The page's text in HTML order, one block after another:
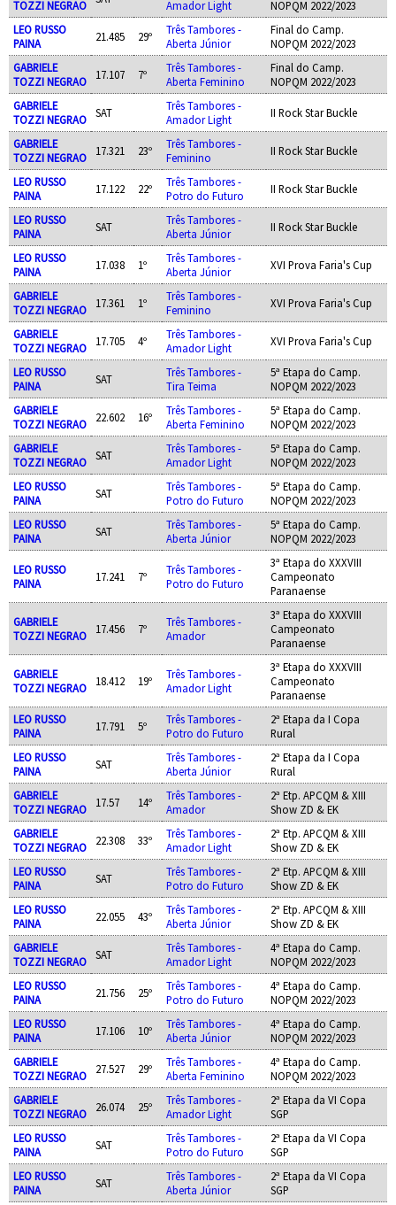
TOZZI NEGRAO Amador Light
NOPQM 2022/2023
LEO RUSSO
PAINA
21.485 29º
Três Tambores -
Aberta Júnior
Final do Camp.
NOPQM 2022/2023
GABRIELE
TOZZI NEGRAO
17.107 7º
Três Tambores -
Aberta Feminino
Final do Camp.
NOPQM 2022/2023
GABRIELE
TOZZI NEGRAO
SAT
Três Tambores -
Amador Light
II Rock Star Buckle
GABRIELE
TOZZI NEGRAO
17.321 23º
Três Tambores -
Feminino
II Rock Star Buckle
LEO RUSSO
PAINA
17.122 22º
Três Tambores -
Potro do Futuro
II Rock Star Buckle
LEO RUSSO
PAINA
SAT
Três Tambores -
Aberta Júnior
II Rock Star Buckle
LEO RUSSO
PAINA
17.038 1º
Três Tambores -
Aberta Júnior
XVI Prova Faria's Cup
GABRIELE
TOZZI NEGRAO
17.361 1º
Três Tambores -
Feminino
XVI Prova Faria's Cup
GABRIELE
TOZZI NEGRAO
17.705 4º
Três Tambores -
Amador Light
XVI Prova Faria's Cup
LEO RUSSO
PAINA
SAT
Três Tambores -
Tira Teima
5ª Etapa do Camp.
NOPQM 2022/2023
GABRIELE
TOZZI NEGRAO
22.602 16º
Três Tambores -
Aberta Feminino
5ª Etapa do Camp.
NOPQM 2022/2023
GABRIELE
TOZZI NEGRAO
SAT
Três Tambores -
Amador Light
5ª Etapa do Camp.
NOPQM 2022/2023
LEO RUSSO
PAINA
SAT
Três Tambores -
Potro do Futuro
5ª Etapa do Camp.
NOPQM 2022/2023
LEO RUSSO
PAINA
SAT
Três Tambores -
Aberta Júnior
5ª Etapa do Camp.
NOPQM 2022/2023
LEO RUSSO
PAINA
17.241 7º
Três Tambores -
Potro do Futuro
3ª Etapa do XXXVIII
Campeonato
Paranaense
GABRIELE
TOZZI NEGRAO
17.456 7º
Três Tambores -
Amador
3ª Etapa do XXXVIII
Campeonato
Paranaense
GABRIELE
TOZZI NEGRAO
18.412 19º
Três Tambores -
Amador Light
3ª Etapa do XXXVIII
Campeonato
Paranaense
LEO RUSSO
PAINA
17.791 5º
Três Tambores -
Potro do Futuro
2ª Etapa da I Copa
Rural
LEO RUSSO
PAINA
SAT
Três Tambores -
Aberta Júnior
2ª Etapa da I Copa
Rural
GABRIELE
TOZZI NEGRAO
17.57 14º
Três Tambores -
Amador
2ª Etp. APCQM & XIII
Show ZD & EK
GABRIELE
TOZZI NEGRAO
22.308 33º
Três Tambores -
Amador Light
2ª Etp. APCQM & XIII
Show ZD & EK
LEO RUSSO
PAINA
SAT
Três Tambores -
Potro do Futuro
2ª Etp. APCQM & XIII
Show ZD & EK
LEO RUSSO
PAINA
22.055 43º
Três Tambores -
Aberta Júnior
2ª Etp. APCQM & XIII
Show ZD & EK
GABRIELE
TOZZI NEGRAO
SAT
Três Tambores -
Amador Light
4ª Etapa do Camp.
NOPQM 2022/2023
LEO RUSSO
PAINA
21.756 25º
Três Tambores -
Potro do Futuro
4ª Etapa do Camp.
NOPQM 2022/2023
LEO RUSSO
PAINA
17.106 10º
Três Tambores -
Aberta Júnior
4ª Etapa do Camp.
NOPQM 2022/2023
GABRIELE
TOZZI NEGRAO
27.527 29º
Três Tambores -
Aberta Feminino
4ª Etapa do Camp.
NOPQM 2022/2023
GABRIELE
TOZZI NEGRAO
26.074 25º
Três Tambores -
Amador Light
2ª Etapa da VI Copa
SGP
LEO RUSSO
PAINA
SAT
Três Tambores -
Potro do Futuro
2ª Etapa da VI Copa
SGP
LEO RUSSO
PAINA
SAT
Três Tambores -
Aberta Júnior
2ª Etapa da VI Copa
SGP